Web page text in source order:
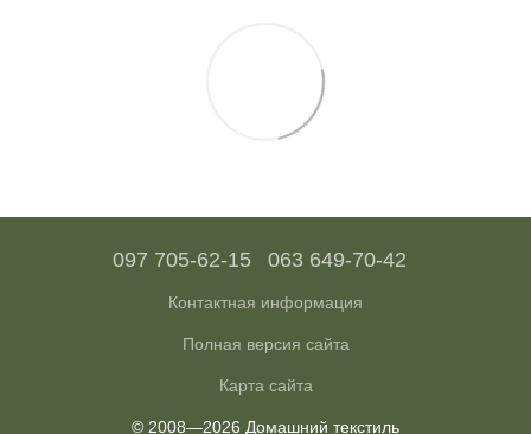
097 705-62-15 063 649-70-42
Контактная информация
Полная версия сайта
Карта сайта
© 2008—2026 Домашний текстиль